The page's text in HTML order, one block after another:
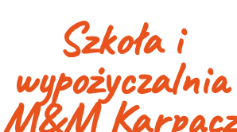
Szkoła i
wypożyczalnia
M&M Karpacz